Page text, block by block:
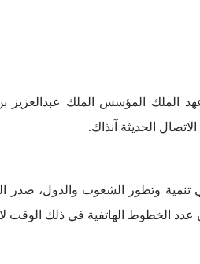
والهاتف في عهد الملك المؤسس الملك
الحديثة آنذاك.
لا يتعدى (130) ألف خط، وإجمالي الإيرادات (250